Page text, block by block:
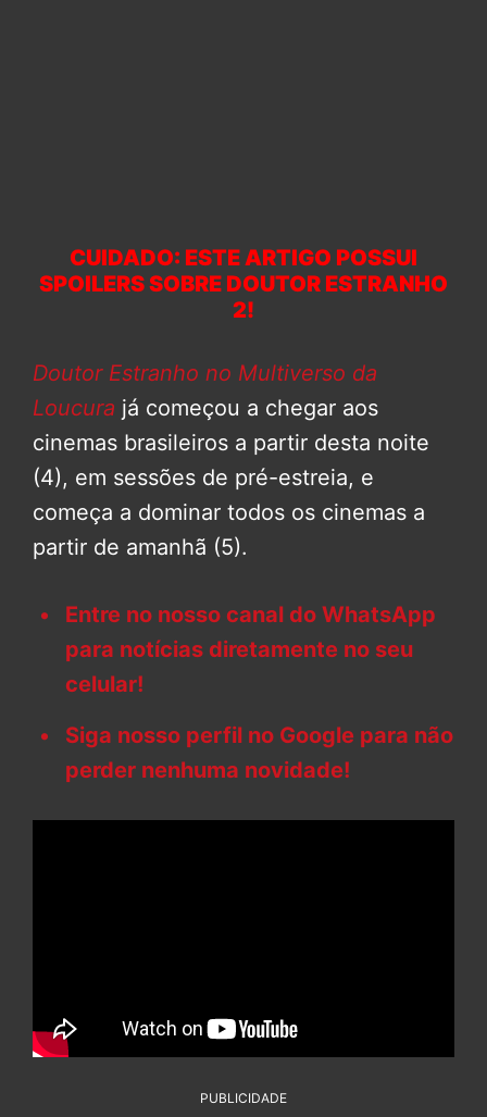
CUIDADO: ESTE ARTIGO POSSUI
SPOILERS SOBRE DOUTOR ESTRANHO
2!
Doutor Estranho no Multiverso da
Loucura já começou a chegar aos
cinemas brasileiros a partir desta noite
(4), em sessões de pré-estreia, e
começa a dominar todos os cinemas a
partir de amanhã (5).
Entre no nosso canal do WhatsApp
para notícias diretamente no seu
celular!
Siga nosso perfil no Google para não
perder nenhuma novidade!
PUBLICIDADE